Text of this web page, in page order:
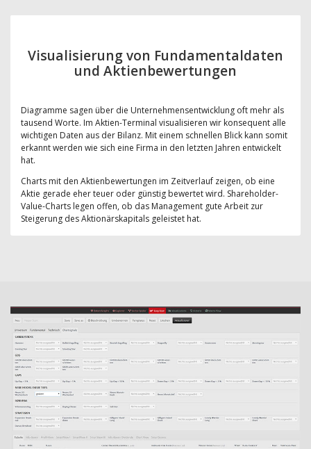
Visualisierung von Fundamentaldaten
und Aktienbewertungen
Diagramme sagen über die Unternehmensentwicklung oft mehr als
tausend Worte. Im Aktien-Terminal visualisieren wir konsequent alle
wichtigen Daten aus der Bilanz. Mit einem schnellen Blick kann somit
erkannt werden wie sich eine Firma in den letzten Jahren entwickelt
hat.
Charts mit den Aktienbewertungen im Zeitverlauf zeigen, ob eine
Aktie gerade eher teuer oder günstig bewertet wird. Shareholder-
Value-Charts legen offen, ob das Management gute Arbeit zur
Steigerung des Aktionärskapitals geleistet hat.